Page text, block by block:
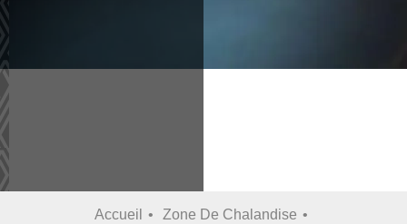
Accueil
Zone De Chalandise